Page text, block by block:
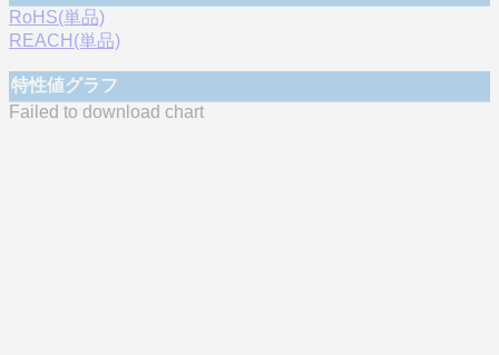
RoHS(単品)
REACH(単品)
特性値グラフ
Failed to download chart